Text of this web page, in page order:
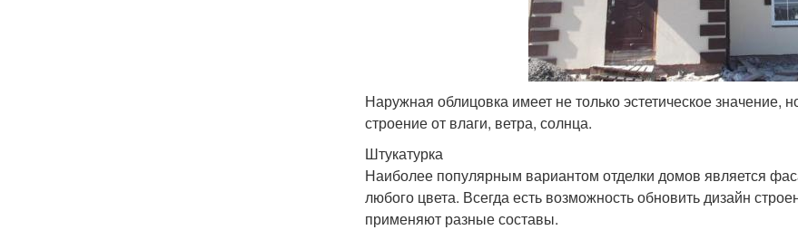
Наружная облицовка имеет не только эстетическое
строение от влаги, ветра, солнца.
Штукатурка
Наиболее популярным вариантом отделки домов является
любого цвета. Всегда есть возможность обновить дизайн
применяют разные составы.